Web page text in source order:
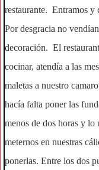
restaurante. Entramos y
Por desgracia no
decoración. El
cocinar, atendía a las
maletas a nuestro
hacía falta poner las
menos de dos horas y lo
meternos en nuestras
ponerlas. Entre los dos